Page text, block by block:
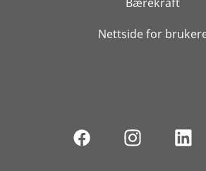
Nettside for